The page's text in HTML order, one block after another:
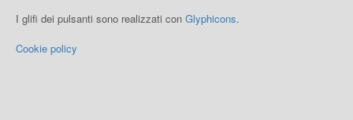
I glifi dei pulsanti sono realizzati con Glyphicons.
Cookie policy